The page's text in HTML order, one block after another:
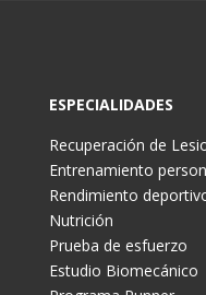
ESPECIALIDADES
Recuperación de
Entrenamiento
Rendimiento
Nutrición
Prueba de esfuerzo
Estudio Biomecánico